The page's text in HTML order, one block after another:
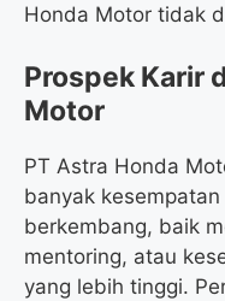
Honda Motor tidak
Prospek Karir
Motor
PT Astra Honda
banyak
berkembang, baik
mentoring, atau
yang lebih tinggi.